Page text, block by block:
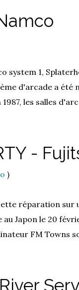
system 1,
d'arcade a été
les salles
-
)
réparation sur
Japon le 20
FM Towns